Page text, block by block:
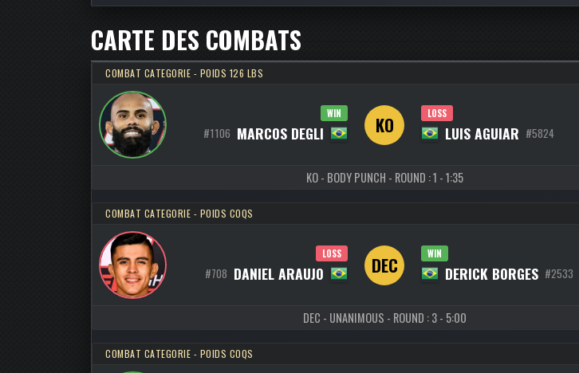
CARTE DES COMBATS
COMBAT CATEGORIE - POIDS 126 LBS
WIN
#1106 MARCOS DEGLI KO LOSS
LUIS AGUIAR #5824
KO - BODY PUNCH - ROUND : 1 - 1:35
COMBAT CATEGORIE - POIDS COQS
LOSS
#708 DANIEL ARAUJO DEC WIN
DERICK BORGES #2533
DEC - UNANIMOUS - ROUND : 3 - 5:00
COMBAT CATEGORIE - POIDS COQS